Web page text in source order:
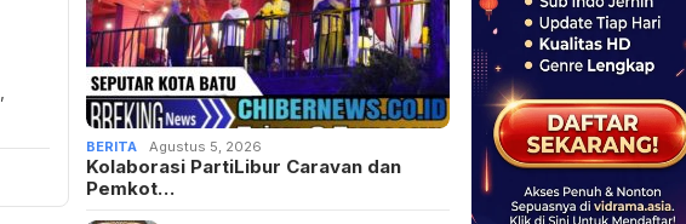
BERITA Agustus 5, 2026
Kolaborasi PartiLibur Caravan dan
Pemkot…